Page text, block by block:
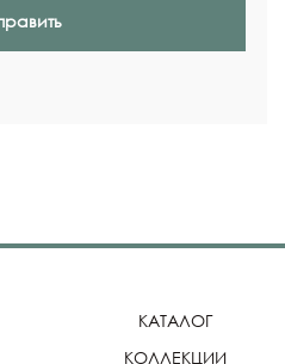
КАТАЛОГ
КОЛЛЕКЦИИ